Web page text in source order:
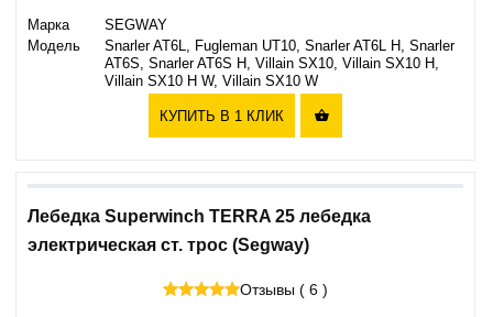
Марка
SEGWAY
Модель
Snarler AT6L, Fugleman UT10, Snarler AT6L H, Snarler
AT6S, Snarler AT6S H, Villain SX10, Villain SX10 H,
Villain SX10 H W, Villain SX10 W
КУПИТЬ В 1 КЛИК 
Лебедка Superwinch TERRA 25 лебедка
электрическая ст. трос (Segway)
Отзывы ( 6 )